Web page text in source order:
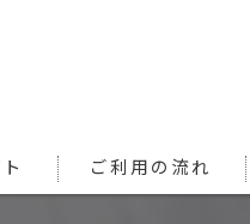
ご利用の流れ